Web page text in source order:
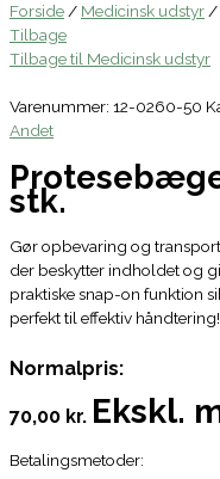
Forside/ Medicinsk udstyr/
Tilbage
Tilbage til Medicinsk udstyr
Varenummer: 12-0260-50
Andet
stk.
Gør opbevaring og
der beskytter indholdet og
praktiske snap-on funktion
perfekt til effektiv håndtering!
Normalpris:
70,00 kr. Ekskl.
Betalingsmetoder: